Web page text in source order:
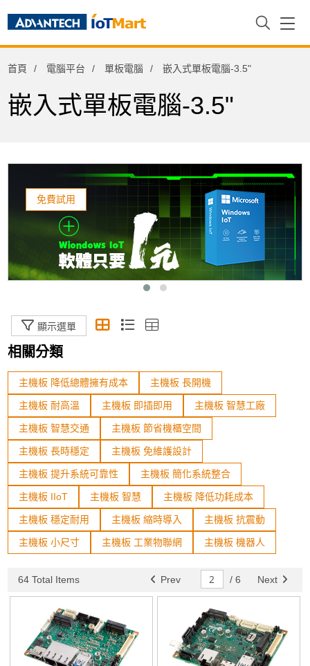
首頁 電腦平台 單板電腦 嵌入式單板電腦-3.5"
嵌入式單板電腦-3.5"
免費試用
顯示選單
Arm架構運算平台
主機板
3.5" Single Board Computer
嵌入式單板電腦-PC/104
嵌入式單板電腦-PICO-ITX
嵌入式單板電腦-2.5"
整機電腦
模組化電腦(COM)
手持平板
工業機箱
機器人開發專用區
規格篩選
Status
In Stock
The Newest
Price: high–low
Price: low–high
相關分類
主機板 降低總體擁有成本 主機板 長開機
主機板 耐高溫 主機板 即插即用 主機板 智慧工廠
主機板 智慧交通 主機板 節省機櫃空間
主機板 長時穩定 主機板 免維護設計
主機板 提升系統可靠性 主機板 簡化系統整合
主機板 IIoT 主機板 智慧 主機板 降低功耗成本
主機板 穩定耐用 主機板 縮時導入 主機板 抗震動
主機板 小尺寸 主機板 工業物聯網 主機板 機器人
64 Total Items Prev / 6 Next